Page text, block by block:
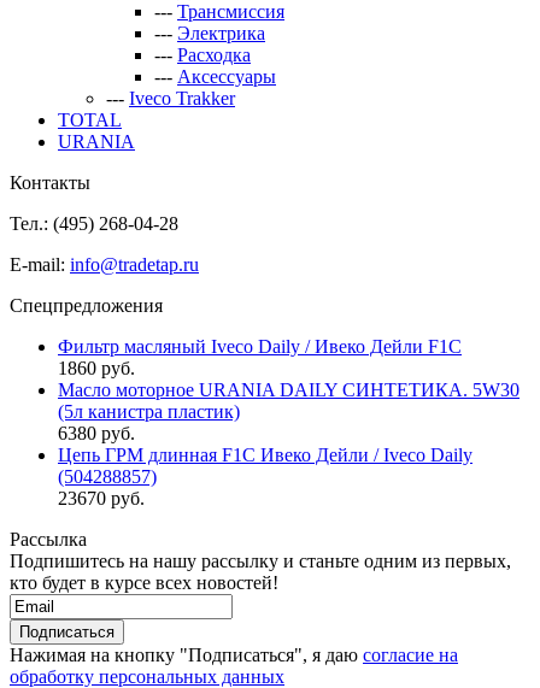
--- Трансмиссия
--- Электрика
--- Расходка
--- Аксессуары
--- Iveco Trakker
TOTAL
URANIA
Контакты
Тел.: (495) 268-04-28
E-mail: info@tradetap.ru
Спецпредложения
Фильтр масляный Iveco Daily / Ивеко Дейли F1C
1860 руб.
Масло моторное URANIA DAILY СИНТЕТИКА. 5W30
(5л канистра пластик)
6380 руб.
Цепь ГРМ длинная F1C Ивеко Дейли / Iveco Daily
(504288857)
23670 руб.
Рассылка
Подпишитесь на нашу рассылку и станьте одним из первых,
кто будет в курсе всех новостей!
Нажимая на кнопку "Подписаться", я даю согласие на
обработку персональных данных